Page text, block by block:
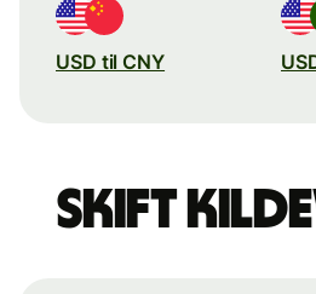
USD til CNY
Skift